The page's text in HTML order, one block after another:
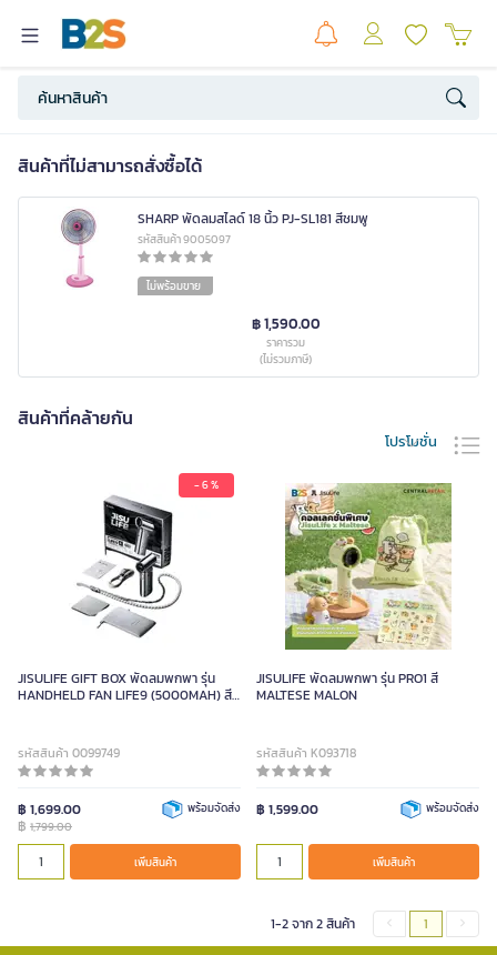
สินค้าที่ไม่สามารถสั่งซื้อได้
SHARP พัดลมสไลด์ 18 นิ้ว PJ-SL181 สีชมพู
รหัสสินค้า 9005097
ไม่พร้อมขาย
฿ 1,590.00
ราคารวม
(ไม่รวมภาษี)
สินค้าที่คล้ายกัน
โปรโมชั่น
- 6 %
JISULIFE GIFT BOX พัดลมพกพา รุ่น
HANDHELD FAN LIFE9 (5000MAH) สี
รหัสสินค้า 0099749
฿ 1,699.00
฿ 1,799.00
พร้อมจัดส่ง
เพิ่มสินค้า
JISULIFE พัดลมพกพา รุ่น PRO1 สี
MALTESE MALON
รหัสสินค้า K093718
฿ 1,599.00 พร้อมจัดส่ง
เพิ่มสินค้า
1-2 จาก 2 สินค้า 1